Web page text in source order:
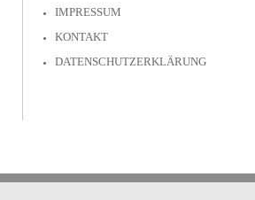
IMPRESSUM
KONTAKT
DATENSCHUTZERKLÄRUNG